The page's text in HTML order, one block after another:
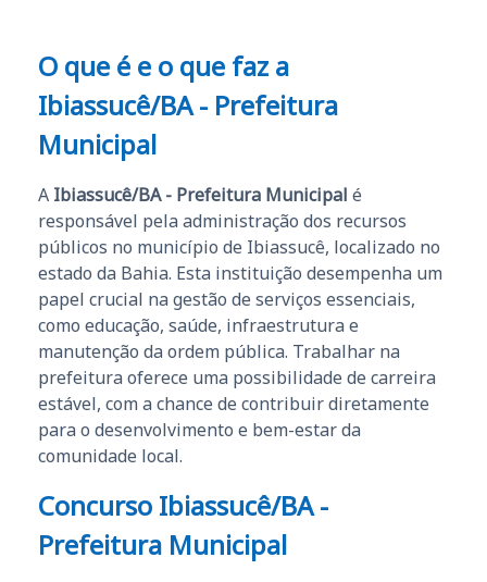
O que é e o que faz a
Ibiassucê/BA - Prefeitura
Municipal
A Ibiassucê/BA - Prefeitura Municipal é
responsável pela administração dos recursos
públicos no município de Ibiassucê, localizado no
estado da Bahia. Esta instituição desempenha um
papel crucial na gestão de serviços essenciais,
como educação, saúde, infraestrutura e
manutenção da ordem pública. Trabalhar na
prefeitura oferece uma possibilidade de carreira
estável, com a chance de contribuir diretamente
para o desenvolvimento e bem-estar da
comunidade local.
Concurso Ibiassucê/BA -
Prefeitura Municipal